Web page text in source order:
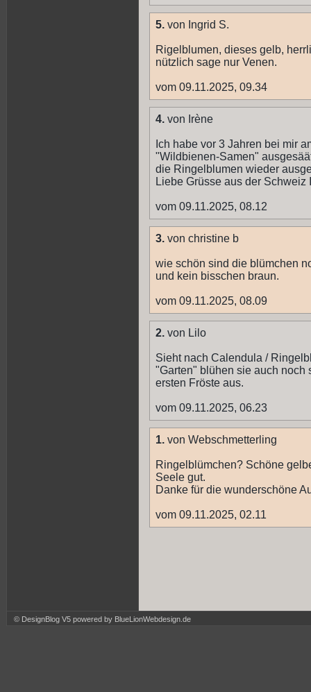
5. von Ingrid S.
Rigelblumen, dieses gelb,
nützlich sage nur Venen.
vom 09.11.2025, 09.34
4. von Irène
Ich habe vor 3 Jahren bei mir
"Wildbienen-Samen"
die Ringelblumen wieder
Liebe Grüsse aus der Schweiz
vom 09.11.2025, 08.12
3. von christine b
wie schön sind die blümchen
und kein bisschen braun.
vom 09.11.2025, 08.09
2. von Lilo
Sieht nach Calendula /
"Garten" blühen sie auch noch
ersten Fröste aus.
vom 09.11.2025, 06.23
1. von Webschmetterling
Ringelblümchen? Schöne
Seele gut.
Danke für die wunderschöne
vom 09.11.2025, 02.11
© DesignBlog V5 powered by BlueLionWebdesign.de